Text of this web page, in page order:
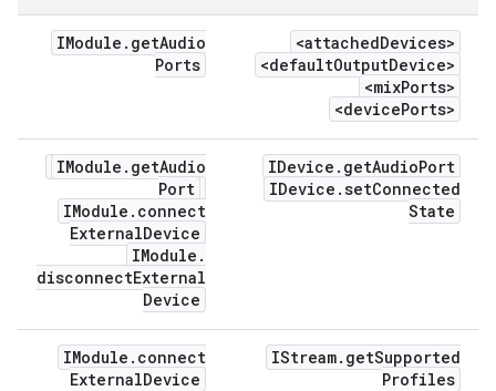
<attachedDevices>
<defaultOutputDevice>
<mixPorts>
<devicePorts>
IModule . getAudio
Ports
IDevice . getAudioPort
IDevice .setConnected
State
IModule . getAudio
Port
IModule . connect
ExternalDevice
IModule .
disconnectExternal
Device
IStream. getSupported
Profiles
IModule . connect
ExternalDevice